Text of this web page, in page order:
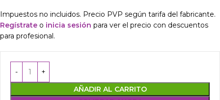
Impuestos no incluidos. Precio PVP según tarifa del fabricante.
Regístrate o inicia sesión para ver el precio con descuentos
para profesional.
AÑADIR AL CARRITO